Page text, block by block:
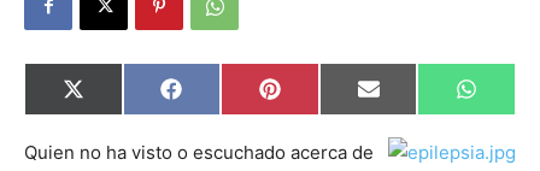
Compartir
en
X
(Twitter)
Compartir
en
Facebook Compartir
en
Pinterest Compartir
en
Email
en
Quien no ha visto o escuchado acerca de